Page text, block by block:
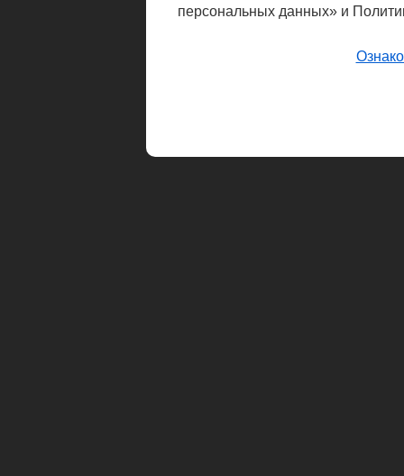
персональных данных» и